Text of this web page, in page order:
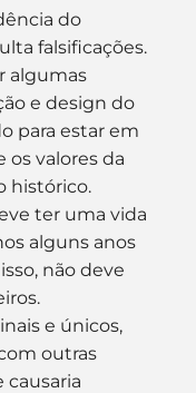
do
falsificações.
algumas
e design do
para estar em
valores da
histórico.
ter uma vida
alguns anos
não deve
e únicos,
outras
causaria